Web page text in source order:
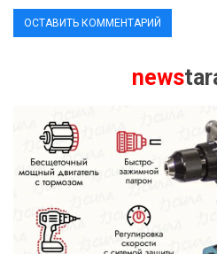
news